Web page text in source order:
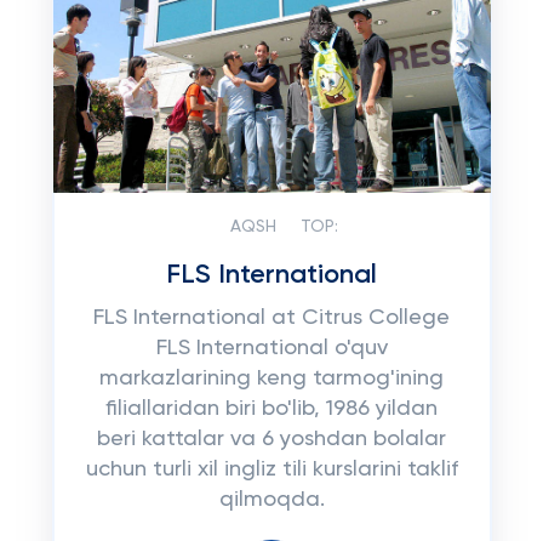
AQSH TOP:
FLS International
FLS International at Citrus College
FLS International o'quv
markazlarining keng tarmog'ining
filiallaridan biri bo'lib, 1986 yildan
beri kattalar va 6 yoshdan bolalar
uchun turli xil ingliz tili kurslarini taklif
qilmoqda.